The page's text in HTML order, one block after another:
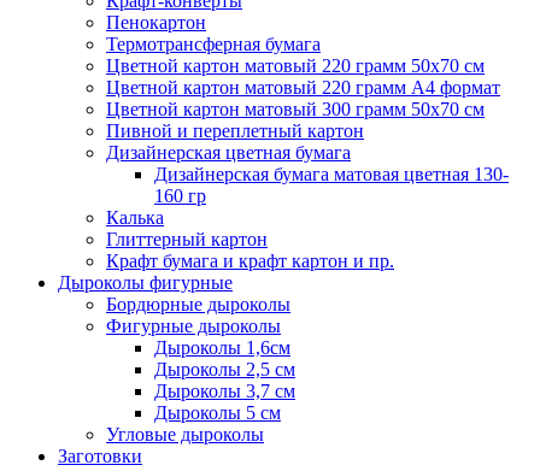
Пенокартон
Термотрансферная бумага
Цветной картон матовый 220 грамм 50х70 см
Цветной картон матовый 220 грамм A4 формат
Цветной картон матовый 300 грамм 50х70 см
Пивной и переплетный картон
Дизайнерская цветная бумага
Дизайнерская бумага матовая цветная 130-
160 гр
Калька
Глиттерный картон
Крафт бумага и крафт картон и пр.
Дыроколы фигурные
Бордюрные дыроколы
Фигурные дыроколы
Дыроколы 1,6см
Дыроколы 2,5 см
Дыроколы 3,7 см
Дыроколы 5 см
Угловые дыроколы
Заготовки